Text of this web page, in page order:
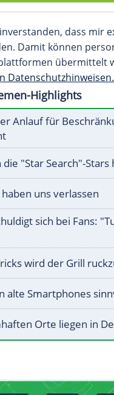
dass mir
Damit können
übermittelt
Datenschutzhinweisen.
Highlights
Anlauf für
die "Star Search"-Stars
uns verlassen
sich bei Fans:
wird der Grill
alte Smartphones
Orte liegen in